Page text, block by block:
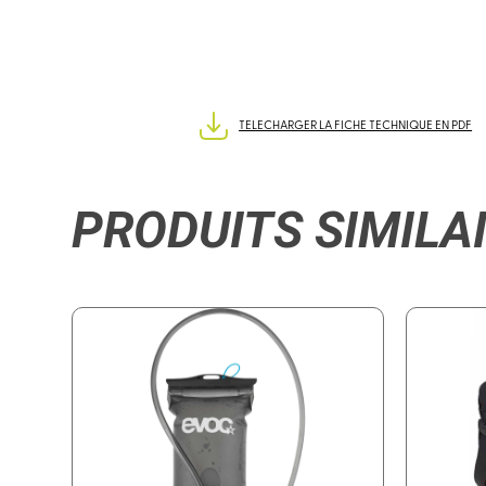
TELECHARGER LA FICHE TECHNIQUE EN PDF
PRODUITS